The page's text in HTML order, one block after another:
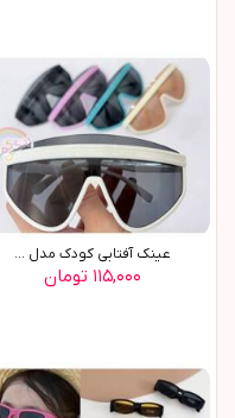
عينک آفتابي کودک مدل ...
۱۱۵,۰۰۰ تومان